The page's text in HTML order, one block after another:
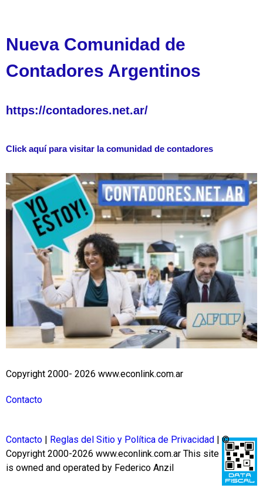
Nueva Comunidad de
Contadores Argentinos
https://contadores.net.ar/
Click aquí para visitar la comunidad de contadores
Copyright 2000- 2026 www.econlink.com.ar
Contacto
Contacto Reglas del Sitio y Política de Privacidad
| ©
Copyright 2000-2026 www.econlink.com.ar This site
is owned and operated by Federico Anzil